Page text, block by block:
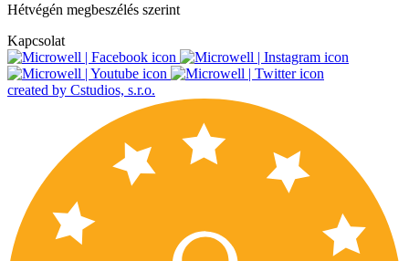
Hétvégén megbeszélés szerint
Kapcsolat
created by Cstudios, s.r.o.